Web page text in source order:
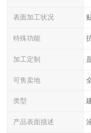
表面加工状况
特殊功能
加工定制
可售卖地
类型
产品表面描述